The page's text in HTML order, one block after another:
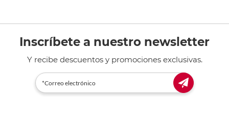
Inscríbete a nuestro newsletter
Y recibe descuentos y promociones exclusivas.